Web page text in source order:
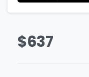
$637